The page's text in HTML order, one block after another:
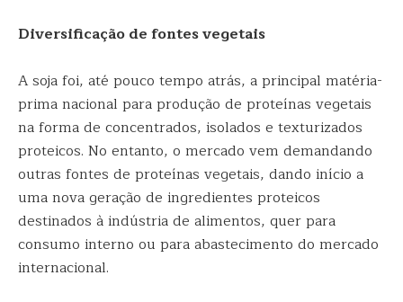
Diversificação de fontes vegetais
A soja foi, até pouco tempo atrás, a principal matéria-
prima nacional para produção de proteínas vegetais
na forma de concentrados, isolados e texturizados
proteicos. No entanto, o mercado vem demandando
outras fontes de proteínas vegetais, dando início a
uma nova geração de ingredientes proteicos
destinados à indústria de alimentos, quer para
consumo interno ou para abastecimento do mercado
internacional.